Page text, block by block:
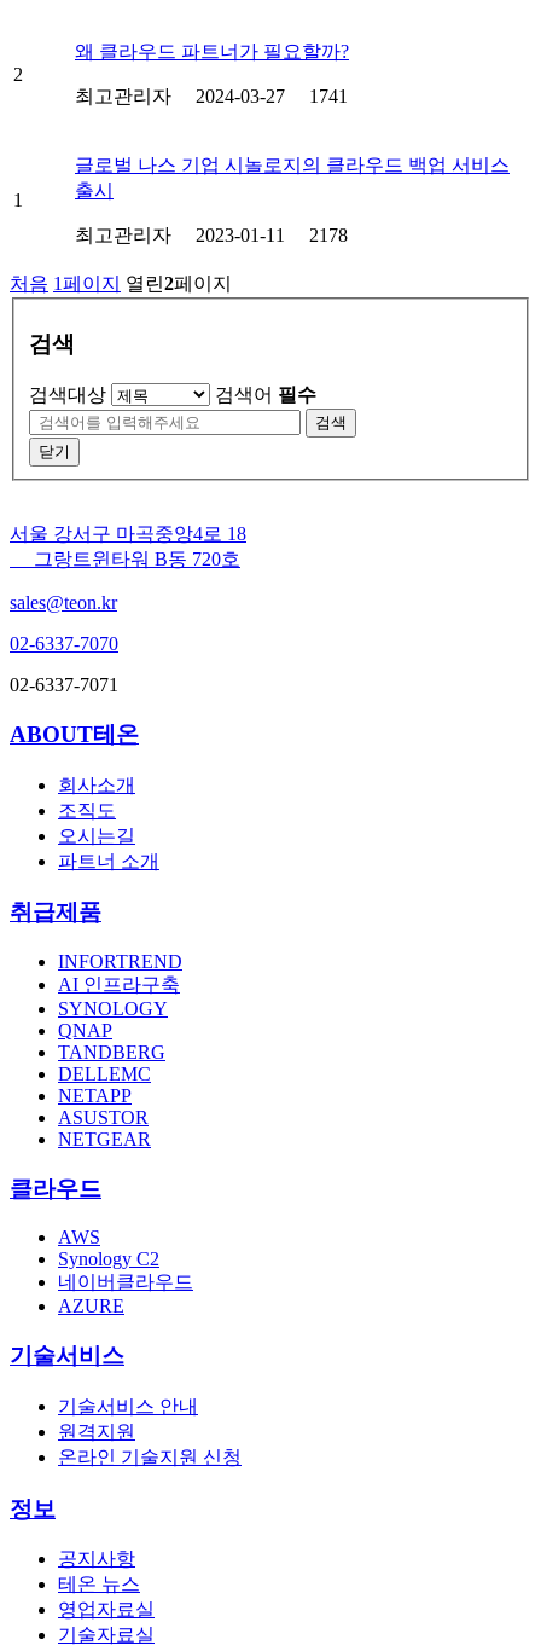
2
왜 클라우드 파트너가 필요할까?
최고관리자 2024-03-27 1741
1
글로벌 나스 기업 시놀로지의 클라우드 백업 서비스
출시
최고관리자 2023-01-11 2178
처음 1페이지 열린2페이지
검색
검색대상 검색어 필수
검색
닫기
서울 강서구 마곡중앙4로 18
그랑트윈타워 B동 720호
sales@teon.kr
02-6337-7070
02-6337-7071
ABOUT테온
회사소개
조직도
오시는길
파트너 소개
취급제품
INFORTREND
AI 인프라구축
SYNOLOGY
QNAP
TANDBERG
DELLEMC
NETAPP
ASUSTOR
NETGEAR
클라우드
AWS
Synology C2
네이버클라우드
AZURE
기술서비스
기술서비스 안내
원격지원
온라인 기술지원 신청
정보
공지사항
테온 뉴스
영업자료실
기술자료실